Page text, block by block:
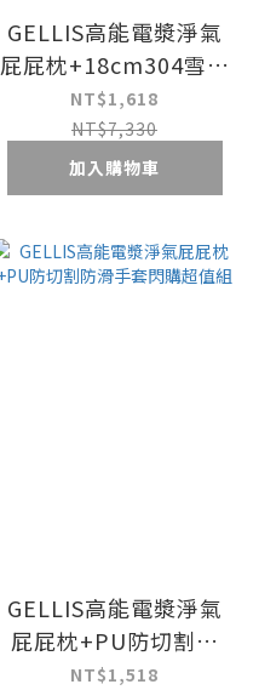
GELLIS高能電漿淨氣
屁屁枕+18cm304雪平
鍋閃購超值組
NT$1,618
NT$7,330
加入購物車
GELLIS高能電漿淨氣
屁屁枕+PU防切割防
滑手套閃購超值組
NT$1,518